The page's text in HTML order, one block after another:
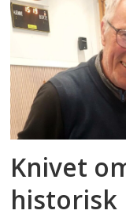
Knivet
historisk